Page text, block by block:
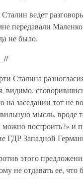
ведет
передавали
не было.
Сталина
видимо,
на заседании тот не
мысль, вроде
построить?» и
ГДР Западной
этого
не отдавать ее, что